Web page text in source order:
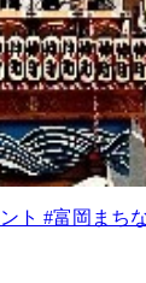
ト #富岡まち